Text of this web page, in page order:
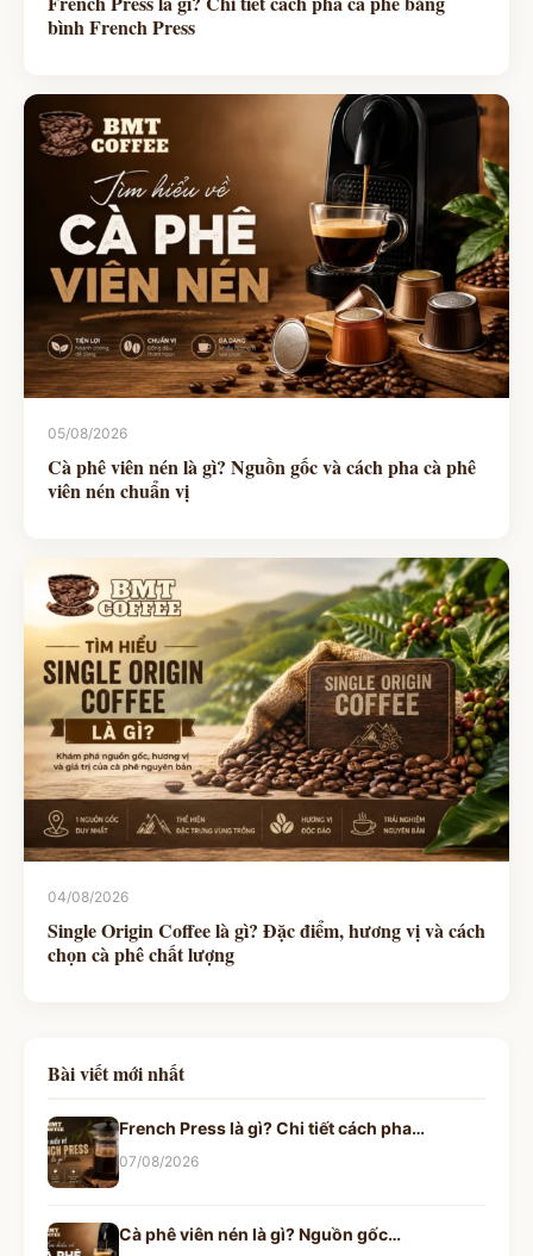
bình French Press
05/08/2026
Cà phê viên nén là gì? Nguồn gốc và cách pha cà phê
viên nén chuẩn vị
04/08/2026
Single Origin Coffee là gì? Đặc điểm, hương vị và cách
chọn cà phê chất lượng
Bài viết mới nhất
French Press là gì? Chi tiết cách pha…
07/08/2026
Cà phê viên nén là gì? Nguồn gốc…